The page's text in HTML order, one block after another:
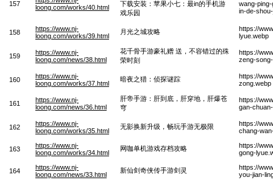
157
loong.com/works/40.html
下载安装：苹果小七：最in的手机游
戏乐园
wang-
in-de-
158
https://www.nj-
loong.com/works/39.html
月光之城攻略
https://
lyue.webp
159
https://www.nj-
loong.com/news/38.html
花千骨手游豪礼赠 送，不容错过的殊
荣时刻
https://
zeng-
160
https://www.nj-
loong.com/works/37.html
暗夜之猎：侦探谜踪
https://
zong.webp
161
https://www.nj-
loong.com/news/36.html
肝帝手游：肝到底，肝穿地，肝爆苍
穹
https://
gan-
162
https://www.nj-
loong.com/works/35.html
无影换新升级，畅玩手游无极限
https://
chang-
163
https://www.nj-
loong.com/works/34.html
网咖单机游戏存档攻略
https://
gong-
164
https://www.nj-
loong.com/news/33.html
新仙剑奇侠传手游剑灵
https://
you-jian-